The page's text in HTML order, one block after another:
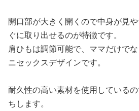
開口部が大きく開くので中身が見
ぐに取り出せるのが特徴です。
肩ひもは調節可能で、ママだけで
ニセックスデザインです。
耐久性の高い素材を使用している
ちします。